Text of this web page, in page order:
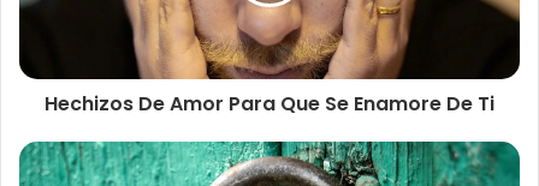
Hechizos De Amor Para Que Se Enamore De Ti